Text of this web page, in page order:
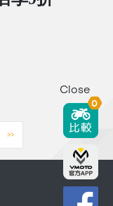
>>
Close
0